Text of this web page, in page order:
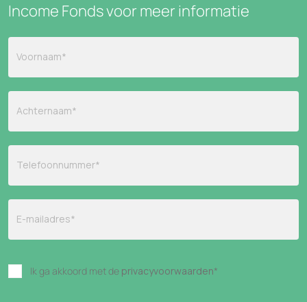
Income Fonds voor meer informatie
Ik ga akkoord met de privacyvoorwaarden*